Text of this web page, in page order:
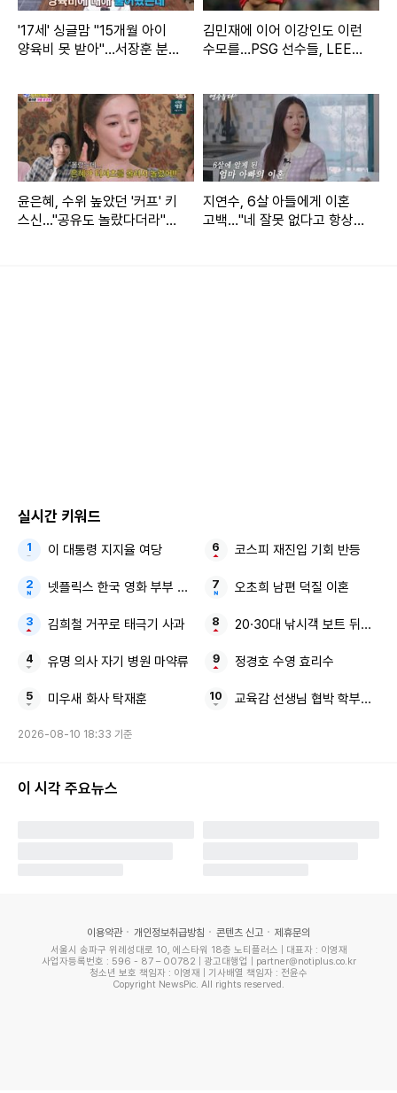
는 순간이 될 것이라는 확신 하나로 결정을 내렸다"고 전했다.
또한 파리 올림픽 중계를 거치면서 자신이 할 수 있는건 다했
'17세' 싱글맘 "15개월 아이
양육비 못 받아"…서장훈 분
김민재에 이어 이강인도 이런
수모를…PSG 선수들, LEE
윤은혜, 수위 높았던 '커프' 키
스신..."공유도 놀랐다더라"
지연수, 6살 아들에게 이혼
고백…"네 잘못 없다고 항상
실시간 키워드
이 대통령 지지율 여당
넷플릭스 한국 영화 부부 조합
김희철 거꾸로 태극기 사과
유명 의사 자기 병원 마약류
미우새 화사 탁재훈
코스피 재진입 기회 반등
오초희 남편 덕질 이혼
20·30대 낚시객 보트 뒤집혀
정경호 수영 효리수
교육감 선생님 협박 학부모 직
2026-08-10 18:33 기준
이 시각 주요뉴스
이용약관 개인정보취급방침 콘텐츠 신고 제휴문의
서울시 송파구 위례성대로 10, 에스타워 18층 노티플러스 | 대표자 : 이영재
사업자등록번호 : 596 - 87 – 00782 | 광고대행업 | partner@notiplus.co.kr
청소년 보호 책임자 : 이영재 | 기사배열 책임자 : 전윤수
Copyright NewsPic. All rights reserved.